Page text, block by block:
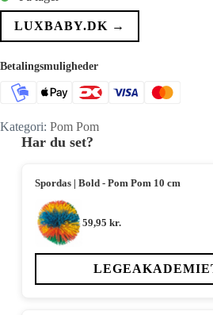
pris
var:
pris
er:
LUXBABY.DK →
Betalingsmuligheder
Kategori: Pom Pom
Har du set?
Spordas | Bold - Pom Pom 10 cm
59,95 kr.